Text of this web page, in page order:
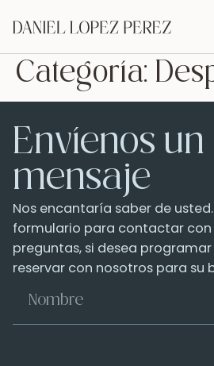
Categoría:
Envíenos un
mensaje
Nos encantaría saber de
formulario para contactar con
preguntas, si desea
reservar con nosotros para su